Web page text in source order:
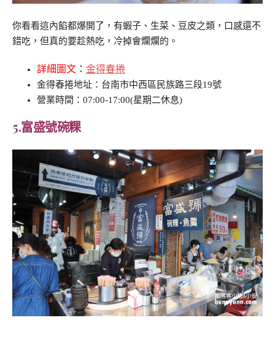
你看看這內餡都爆開了，有蝦子、生菜、豆皮之類，口感還不
錯吃，但真的要趁熱吃，冷掉會爛爛的。
詳細圖文 ： 金得春捲
金得春捲地址：台南市中西區民族路三段19號
營業時間：07:00-17:00(星期二休息)
5.富盛號碗粿